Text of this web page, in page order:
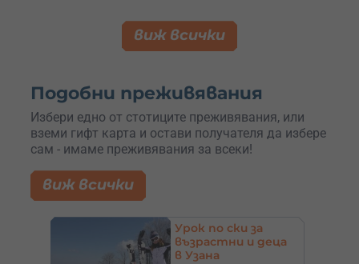
виж всички
Подобни преживявания
Избери едно от стотиците преживявания, или
вземи гифт карта и остави получателя да избере
сам - имаме преживявания за всеки!
виж всички
Целодневно
обучение по
улични изкуства и